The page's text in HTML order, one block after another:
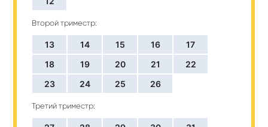
Второй триместр:
13 14 15 16
17
18
19 20 21
22
23
24 25 26
Третий триместр: